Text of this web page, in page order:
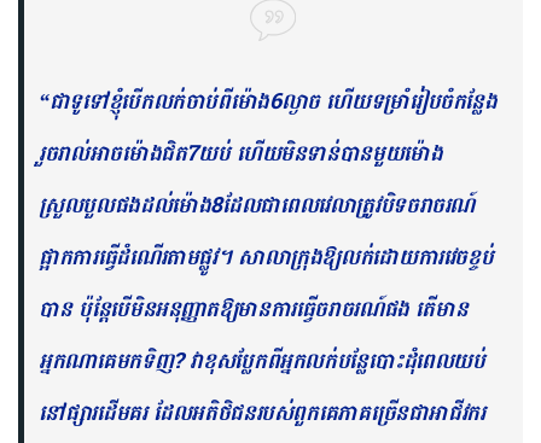
“ជាទូទៅខ្ញុំបើកលក់ចាប់ពីម៉ោង6ល្ងាច ហើយទម្រាំរៀបចំកន្លែង
រួចរាល់អាចម៉ោងជិត7យប់ ហើយមិនទាន់បានមួយម៉ោង
ស្រួលបួល​ផង​ដល់​ម៉ោង8ដែលជាពេលវេលាត្រូវបិទចរាចរណ៍
ផ្អាកការធ្វើដំណើរតាមផ្លូវ​។ សាលាក្រុងឱ្យលក់ដោយការវេចខ្ចប់
បាន ប៉ុន្តែបើមិនអនុញ្ញាតឱ្យមានការ​ធ្វើ​ចរាចរណ៍ផង តើមាន
អ្នកណាគេមកទិញ? វាខុសប្លែកពីអ្នកលក់បន្លែបោះដុំពេលយប់
នៅផ្សារដើមគរ ដែលអតិថិជនរបស់ពួកគេភាគច្រើនជាអាជីវករ